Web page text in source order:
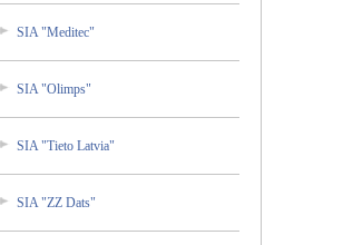
SIA "Medite­c"
SIA "Olimps­"
SIA "Tieto Latvia"
SIA "ZZ Dats"